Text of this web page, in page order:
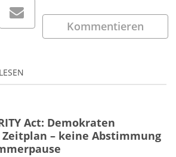
Kommentieren
Act: Demokraten
– keine Abstimmung